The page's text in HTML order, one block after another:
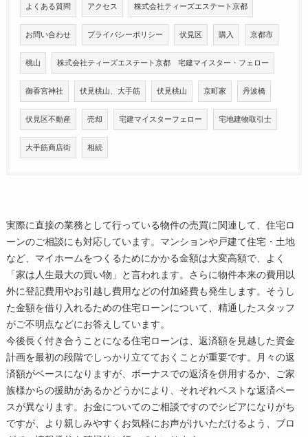
よくある質問 アクセス 株式会社ティーズエステート京都
お問い合わせ プライバシーポリシー 伏見区 購入 京都市
桃山 株式会社ティーズエステート京都 宅建マイスター・フェロー
御香宮神社 伏見桃山、大手筋 伏見桃山 京町家 丹波橋
伏見区不動産 売却 宅建マイスターフェロー 宅地建物取引士
大手筋商店街 相続
実際に直接の業務として行っている物件の売買に関連して、住宅ロ
ーンのご相談にも対応しています。マンションや戸建て住宅・土地
など、マイホームをつくるためにかかる金額は大変高額で、よく
「家は人生最大の買い物」と言われます。さらに物件本来の費用以
外に登記費用やお引越し費用などの付加経費も発生します。そうし
た金額を借り入れるための住宅ローンについて、精通したスタッフ
がご不明点などにお答えしています。
今後長く付き合うことになる住宅ローンは、返済額を見越した資金
計画を最初の段階でしっかり立てておくことが重要です。月々の返
済額がベースになりますが、ボーナスでの返済を併用するか、ご家
族様からの援助があるかどうかにより、それぞれベストな返済ペー
スが異なります。お金についてのご相談ですのでシビアになりがち
ですが、より親しみやすくお気軽にお声がけいただけるよう、ブロ